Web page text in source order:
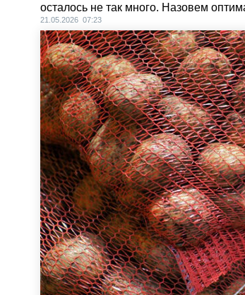
осталось не так много. Назовем
21.05.2026 07:23